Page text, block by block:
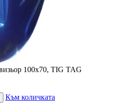
100х70, TIG TAG
Към количката